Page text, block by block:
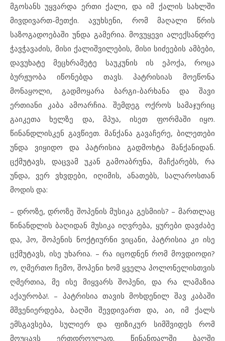
მგოსანს უყვარდა ერთი ქალი, და იმ ქალის სახლში
მივდივართ-მეთქი. ავუხსენი, რომ მაღალი წრის
საზოგადოებაში უნდა გამერია. მოვუყევი ალექსანდრე
ჭავჭავაძის, მისი ქალიშვილების, მისი სიძეების ამბები,
დავუხატე მეცხრამეტე საუკუნის ის ეპოქა, როცა
ბურჟუობა იწონებდა თავს. პატრისიას მოეწონა
მონაყოლი, გადმოყარა ბარგი-ბარხანა და შავი
ერთიანი კაბა ამოარჩია. შემდეგ ოქროს სამაჯურიც
გაიკეთა ხელზე და, მპუა, ისეთ ფორმაში იყო.
წინანდლისკენ გავწიეთ. მანქანა გავაჩერე, ბილეთები
უნდა ვიყიდო და პატრისია გადმოხტა მანქანიდან.
ცქმუტავს, დაცვამ უკან გამოაბრუნა, მაჩქარებს, რა
უნდა, ვერ ვხვდები, იღიმის, ანათებს, სალაროსთან
მოდის და:
– დროზე, დროზე შოპენის მუსიკა გესმიის? – მართლაც
წინანდლის ბაღიდან მუსიკა იღვრება, ყურები დავძაბე
და, ჰო, შოპენის ნოქტიურნი ვიცანი, პატრისია კი ისე
ცქმუტავს, ისე უხარია. – რა იცოდნენ რომ მოვდიოდი?
ო, ღმერთო ჩემო, შოპენი ხომ ყველა პოლონელისთვის
ღმერთია, მე ისე მიყვარს შოპენი, და რა ლამაზია
აქაურობა!. – პატრისია თავის მოხდენილ შავ კაბაში
მშვენიერდება, ბაღში შევდივართ და, აი, იმ ქალს
ემსგავსება, სულიერ და ფიზიკურ სიმშვიდეს რომ
მოუცავს ერთდროულად. წინანდალში ბაღში